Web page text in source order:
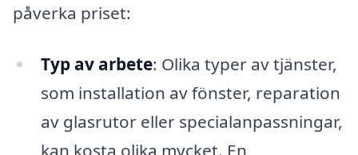
påverka priset:
Typ av arbete: Olika typer av tjänster,
som installation av fönster, reparation
av glasrutor eller specialanpassningar,
kan kosta olika mycket. En